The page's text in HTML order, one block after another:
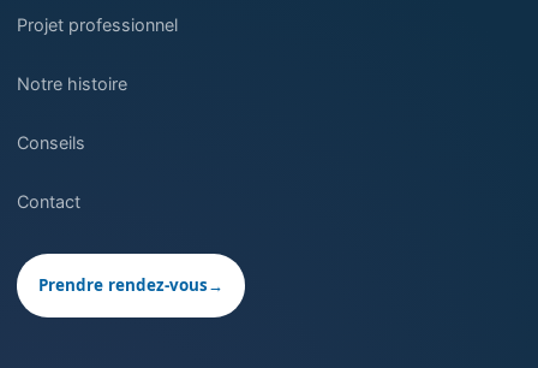
Projet professionnel
Notre histoire
Conseils
Contact
Prendre rendez-vous→